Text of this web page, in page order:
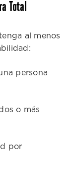
Total
al menos
persona
o más
por